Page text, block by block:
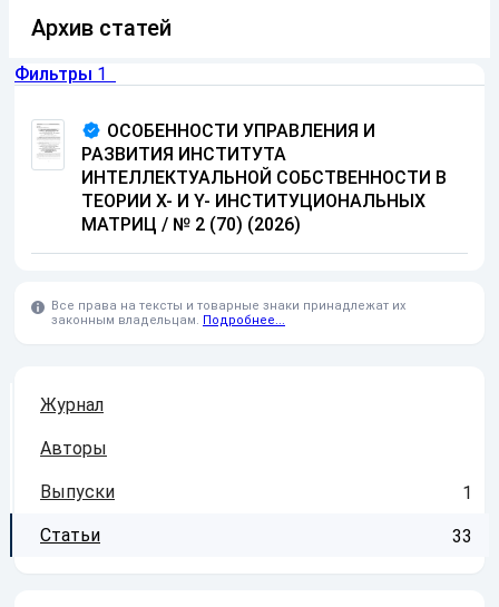
Архив статей
Фильтры 1
ОСОБЕННОСТИ УПРАВЛЕНИЯ И
РАЗВИТИЯ ИНСТИТУТА
ИНТЕЛЛЕКТУАЛЬНОЙ СОБСТВЕННОСТИ В
ТЕОРИИ X- И Y- ИНСТИТУЦИОНАЛЬНЫХ
МАТРИЦ / № 2 (70) (2026)
Все права на тексты и товарные знаки принадлежат их
законным владельцам. Подробнее...
Журнал
Авторы
Выпуски 1
Статьи 33